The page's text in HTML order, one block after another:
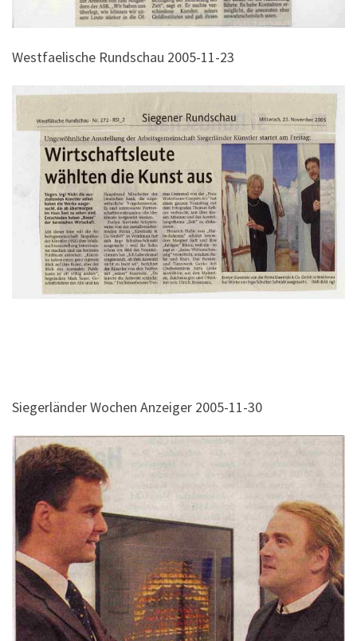
Westfaelische Rundschau 2005-11-23
Siegerländer Wochen Anzeiger 2005-11-30